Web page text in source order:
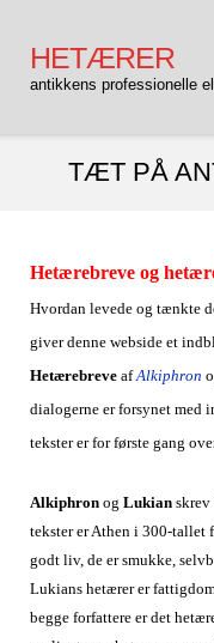
indholdHETÆRER
antikkens professionelle
TÆT PÅ
Hetærebreve og
Hvordan levede og tænkte
giver denne webside et
Hetærebreve afAlkiphron
dialogerne er forsynet med
tekster er for første gang
Alkiphronog Lukianskrev
tekster er Athen i 300-tallet
godt liv, de er smukke,
Lukians hetærer er
begge forfattere er det